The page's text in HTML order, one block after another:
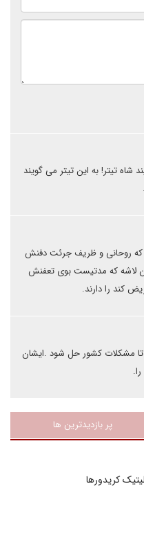
شاه تیتر! به این تیتر می گویند
که روحانی و ظریف جرئت دفنش
لاشه که مدتیست بوی تعفنش
کند را دارند.
تا مشکلات کشور حل شود .ایشان
پر بازدیدترین ها
کریدورها